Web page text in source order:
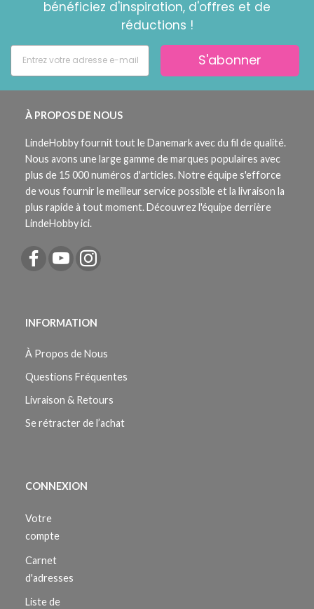
bénéficiez d'inspiration, d'offres et de
réductions !
S'abonner
À PROPOS DE NOUS
LindeHobby fournit tout le Danemark avec du fil de qualité.
Nous avons une large gamme de marques populaires avec
plus de 15 000 numéros d'articles. Notre équipe s'efforce
de vous fournir le meilleur service possible et la livraison la
plus rapide à tout moment. Découvrez l'équipe derrière
LindeHobby ici.
INFORMATION
À Propos de Nous
Questions Fréquentes
Livraison & Retours
Se rétracter de l’achat
CONNEXION
Votre
compte
Carnet
d'adresses
Liste de